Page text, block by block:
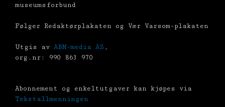
museumsforbund
Følger Redaktørplakaten og Vær Varsom-plakaten
Utgis av ABM-media AS ,
org.nr: 990 863 970
Abonnement og enkeltutgaver kan kjøpes via
Tekstallmenningen